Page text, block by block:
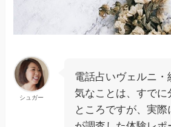
シュガー
電話占いヴェルニ・
気なことは、すでに
ところですが、実